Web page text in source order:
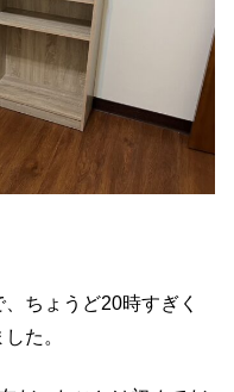
ちょうど20時すぎく
た。